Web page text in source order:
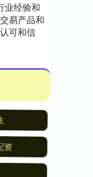
业经验和
易产品和
可和信
资